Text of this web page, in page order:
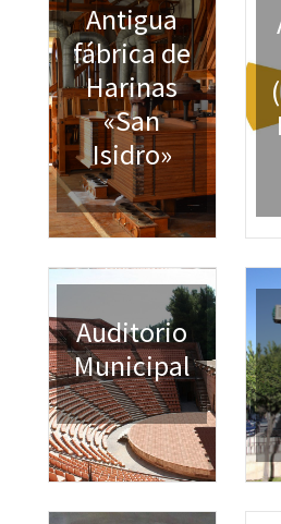
Antigua
fábrica de
Harinas
«San
Isidro»
Auditorio
Municipal